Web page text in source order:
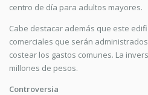
centro de día para adultos mayores.
Cabe destacar además que este
comerciales que serán
costear los gastos comunes. La
millones de pesos.
Controversia